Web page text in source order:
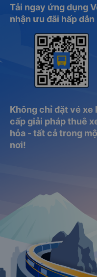
Tải ngay ứng dụng
nhận ưu đãi hấp dẫn
Không chỉ đặt vé xe
cấp giải pháp thuê
hỏa - tất cả trong
nơi!